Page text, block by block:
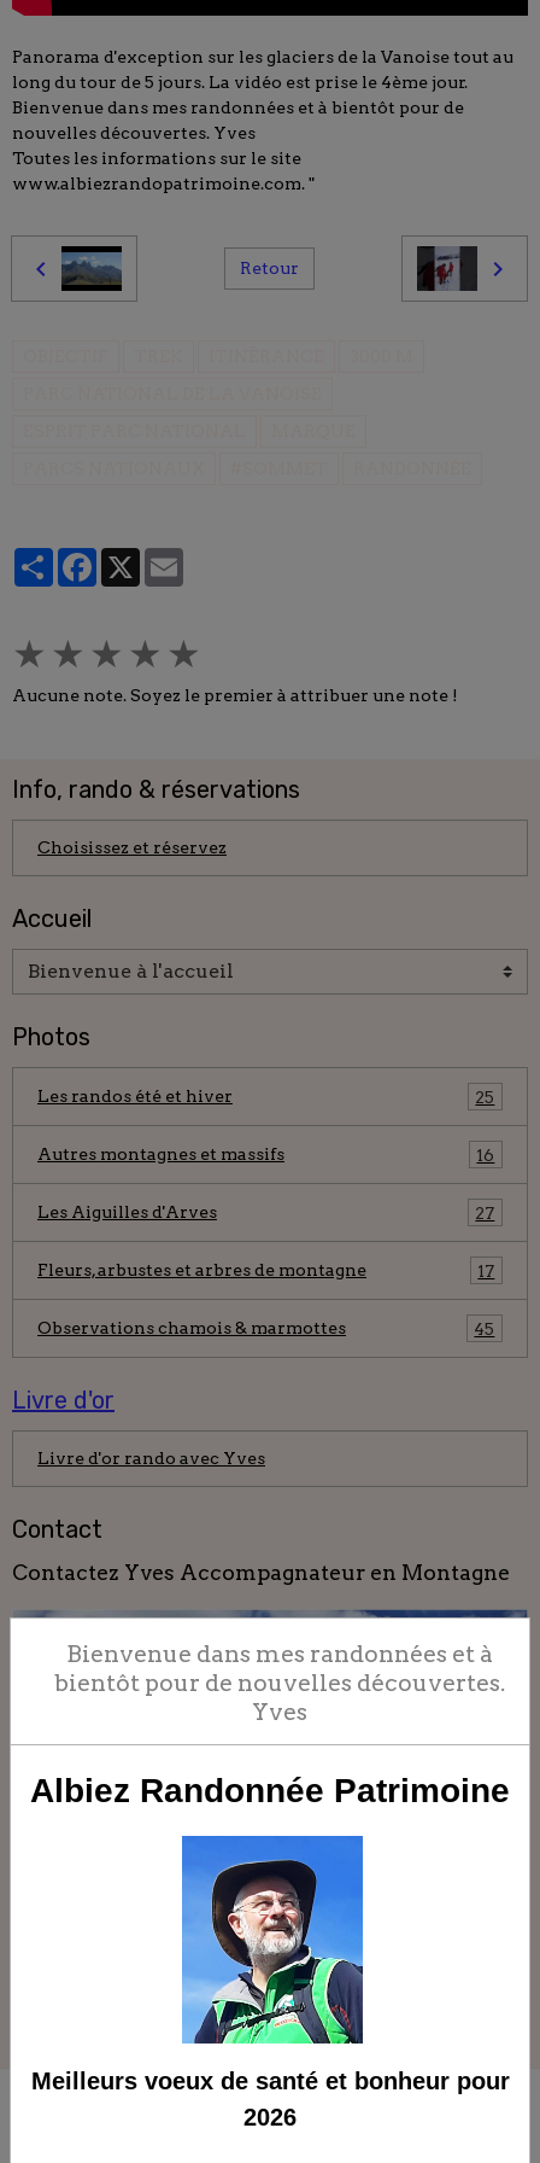
Panorama d'exception sur les glaciers de la Vanoise tout au
long du tour de 5 jours. La vidéo est prise le 4ème jour.
Bienvenue dans mes randonnées et à bientôt pour de
nouvelles découvertes. Yves
Toutes les informations sur le site
www.albiezrandopatrimoine.com. "
Retour
PartagerFacebook
X
★ ★ ★ ★ ★
Aucune note. Soyez le premier à attribuer une note !
Info, rando & réservations
Choisissez et réservez
Accueil
Photos
Les randos été et hiver 25
Autres montagnes et massifs 16
Les Aiguilles d'Arves 27
Fleurs, arbustes et arbres de montagne 17
Observations chamois & marmottes 45
Livre d'or
Livre d'or rando avec Yves
Contact
Contactez Yves Accompagnateur en Montagne
Randonnées
Bienvenue dans mes randonnées et à
bientôt pour de nouvelles découvertes.
Yves
Albiez Randonnée Patrimoine
Meilleurs voeux de santé et bonheur pour
2026